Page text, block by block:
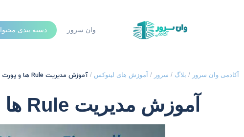
وان سرور دسته بندی محتوا
آکادمی وان سرور / بلاگ / سرور / آموزش های لینوکس / آموزش مدیریت Rule ها و پورت های فایروال در CentOs7
آموزش مدیریت Rule ها و پورت های فایروال در CentOs7